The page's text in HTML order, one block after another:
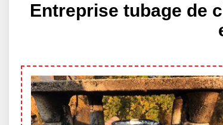
Entreprise tubage de